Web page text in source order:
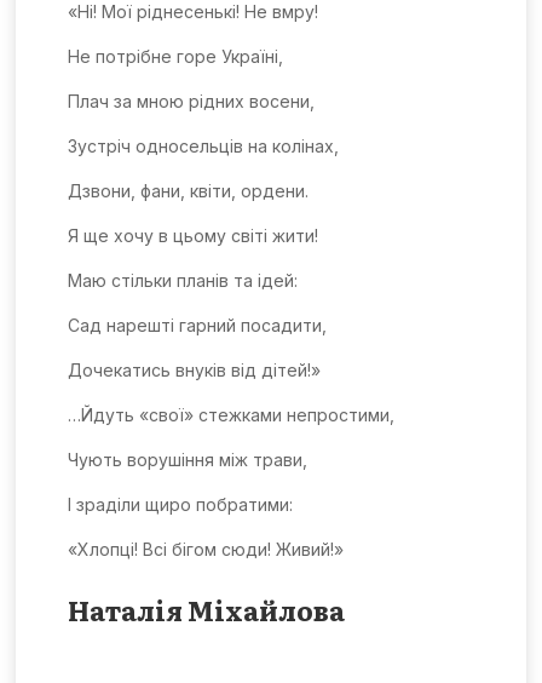
«Ні! Мої ріднесенькі! Не вмру!
Не потрібне горе Україні,
Плач за мною рідних восени,
Зустріч односельців на колінах,
Дзвони, фани, квіти, ордени.
Я ще хочу в цьому світі жити!
Маю стільки планів та ідей:
Сад нарешті гарний посадити,
Дочекатись внуків від дітей!»
…Йдуть «свої» стежками непростими,
Чують ворушіння між трави,
І зраділи щиро побратими:
«Хлопці! Всі бігом сюди! Живий!»
Наталія Міхайлова